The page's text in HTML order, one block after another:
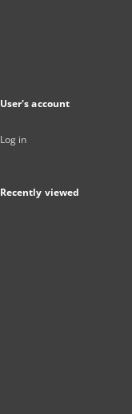
User's account
Log in
Recently viewed